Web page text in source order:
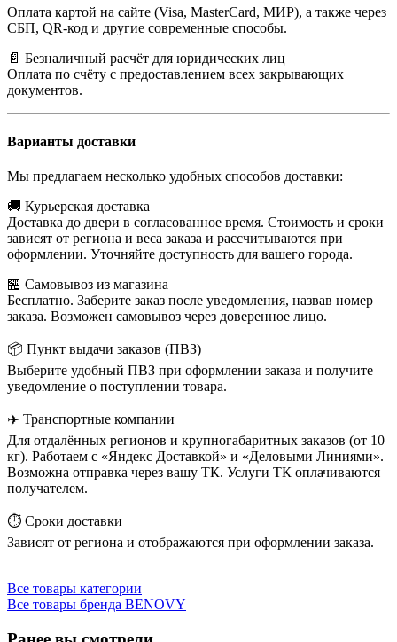
Оплата картой на сайте (Visa, MasterCard, МИР), а также через
СБП, QR-код и другие современные способы.
📄 Безналичный расчёт для юридических лиц
Оплата по счёту с предоставлением всех закрывающих
документов.
Варианты доставки
Мы предлагаем несколько удобных способов доставки:
🚚 Курьерская доставка
Доставка до двери в согласованное время. Стоимость и сроки
зависят от региона и веса заказа и рассчитываются при
оформлении. Уточняйте доступность для вашего города.
🏪 Самовывоз из магазина
Бесплатно. Заберите заказ после уведомления, назвав номер
заказа. Возможен самовывоз через доверенное лицо.
📦 Пункт выдачи заказов (ПВЗ)
Выберите удобный ПВЗ при оформлении заказа и получите
уведомление о поступлении товара.
✈️ Транспортные компании
Для отдалённых регионов и крупногабаритных заказов (от 10
кг). Работаем с «Яндекс Доставкой» и «Деловыми Линиями».
Возможна отправка через вашу ТК. Услуги ТК оплачиваются
получателем.
⏱️ Сроки доставки
Зависят от региона и отображаются при оформлении заказа.
Все товары категории
Все товары бренда BENOVY